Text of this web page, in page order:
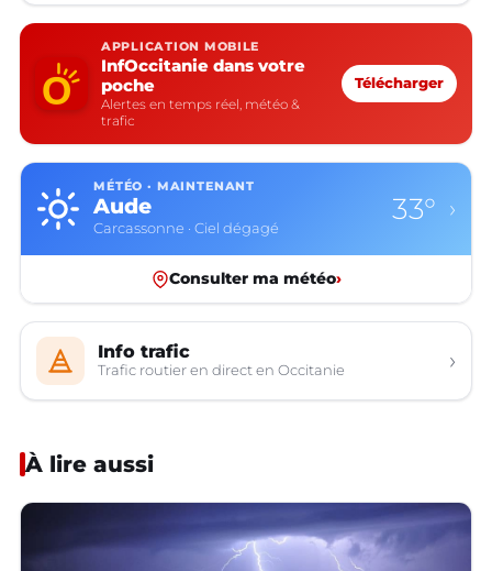
APPLICATION MOBILE
InfOccitanie dans votre
poche
Alertes en temps réel, météo &
trafic
Télécharger
MÉTÉO · MAINTENANT
Aude
Carcassonne · Ciel dégagé
33° ›
Consulter ma météo›
Info trafic
Trafic routier en direct en Occitanie ›
À lire aussi